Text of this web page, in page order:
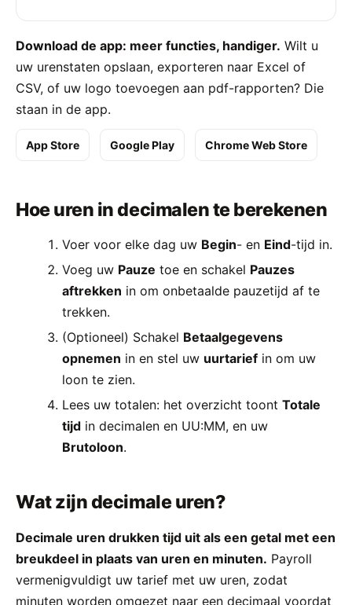
Download de app: meer functies, handiger. Wilt u
uw urenstaten opslaan, exporteren naar Excel of
CSV, of uw logo toevoegen aan pdf-rapporten? Die
staan in de app.
App Store Google Play Chrome Web Store
Hoe uren in decimalen te berekenen
Voer voor elke dag uw Begin- en Eind-tijd in.
Voeg uw Pauze toe en schakel Pauzes
aftrekken in om onbetaalde pauzetijd af te
trekken.
(Optioneel) Schakel Betaalgegevens
opnemen in en stel uw uurtarief in om uw
loon te zien.
Lees uw totalen: het overzicht toontTotale
tijd in decimalen en UU:MM, en uw
Brutoloon.
Wat zijn decimale uren?
Decimale uren drukken tijd uit als een getal met een
breukdeel in plaats van uren en minuten. Payroll
vermenigvuldigt uw tarief met uw uren, zodat
minuten worden omgezet naar een decimaal voordat